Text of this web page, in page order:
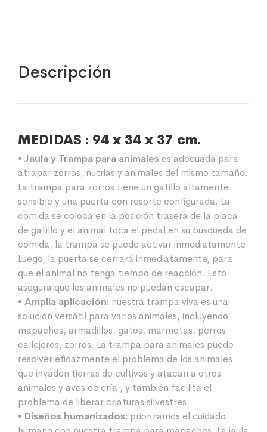
Descripción
MEDIDAS : 94 x 34 x 37 cm.
• Jaula y Trampa para animales es adecuada para
atrapar zorros, nutrias y animales del mismo tamaño.
La trampa para zorros tiene un gatillo altamente
sensible y una puerta con resorte configurada. La
comida se coloca en la posición trasera de la placa
de gatillo y el animal toca el pedal en su búsqueda de
comida, la trampa se puede activar inmediatamente.
Luego, la puerta se cerrará inmediatamente, para
que el animal no tenga tiempo de reacción. Esto
asegura que los animales no puedan escapar.
• Amplia aplicación: nuestra trampa viva es una
solución versátil para varios animales, incluyendo
mapaches, armadillos, gatos, marmotas, perros
callejeros, zorros. La trampa para animales puede
resolver eficazmente el problema de los animales
que invaden tierras de cultivos y atacan a otros
animales y aves de cría , y también facilita el
problema de liberar criaturas silvestres.
• Diseños humanizados: priorizamos el cuidado